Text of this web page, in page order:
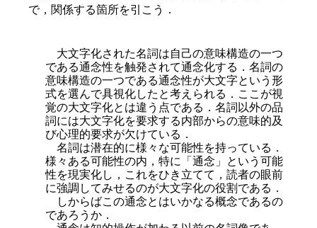
で，関係する箇所を引こう．
大文字化された名詞は自己の意味構造の一つ
である通念性を触発されて通念化する．名詞の
意味構造の一つである通念性が大文字という形
式を選んで具視化したと考えられる．ここが視
覚の大文字化とは違う点である．名詞以外の品
詞には大文字化を要求する内部からの意味的及
び心理的要求が欠けている．
名詞は潜在的に様々な可能性を持っている．
様々ある可能性の内，特に「通念」という可能
性を現実化し，これをひき立てて，読者の眼前
に強調してみせるのが大文字化の役割である．
しからばこの通念とはいかなる概念であるの
であろうか．